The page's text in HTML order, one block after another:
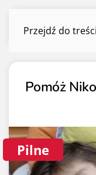
Przejdź do
Pomóż
Pilne